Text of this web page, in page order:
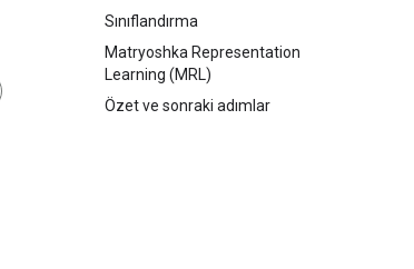
Sınıflandırma
Matryoshka Representation
Learning (MRL)
Özet ve sonraki adımlar